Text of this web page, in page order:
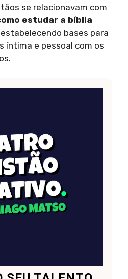
se relacionavam com
estudar a bíblia
bases para
íntima e pessoal com os